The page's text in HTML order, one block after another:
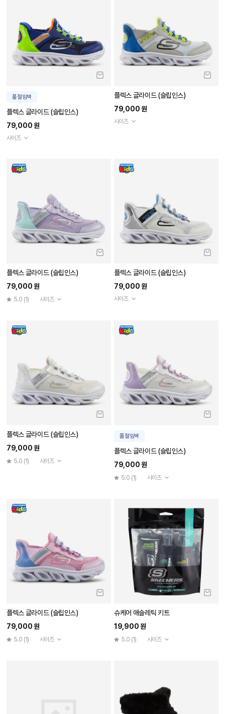
품절임박
플렉스 글라이드 (슬립인스)
79,000 원
사이즈
플렉스 글라이드 (슬립인스)
79,000 원
사이즈
플렉스 글라이드 (슬립인스)
79,000 원
5.0 (1) 사이즈
플렉스 글라이드 (슬립인스)
79,000 원
사이즈
플렉스 글라이드 (슬립인스)
79,000 원
5.0 (1) 사이즈
품절임박
플렉스 글라이드 (슬립인스)
79,000 원
5.0 (1) 사이즈
플렉스 글라이드 (슬립인스)
79,000 원
5.0 (1) 사이즈
슈케어 애슬레틱 키트
19,900 원
5.0 (1) 사이즈